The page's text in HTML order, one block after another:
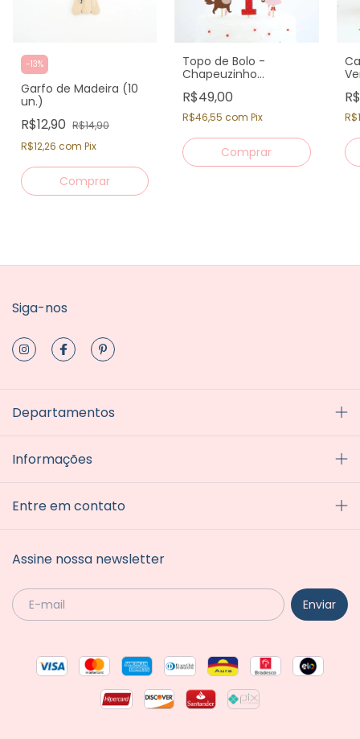
-13%
Garfo de Madeira (10
un.)
R$12,90 R$14,90
R$12,26 com Pix
Topo de Bolo -
Chapeuzinho
Vermelho
R$49,00
R$46,55com Pix
Siga-nos
Departamentos
Informações
Entre em contato
Assine nossa newsletter